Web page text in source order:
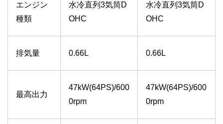
エンジン
種類
水冷直列3気筒D
OHC
水冷直列3気筒D
OHC
排気量 0.66L 0.66L
最高出力
47kW(64PS)/600
0rpm
47kW(64PS)/600
0rpm